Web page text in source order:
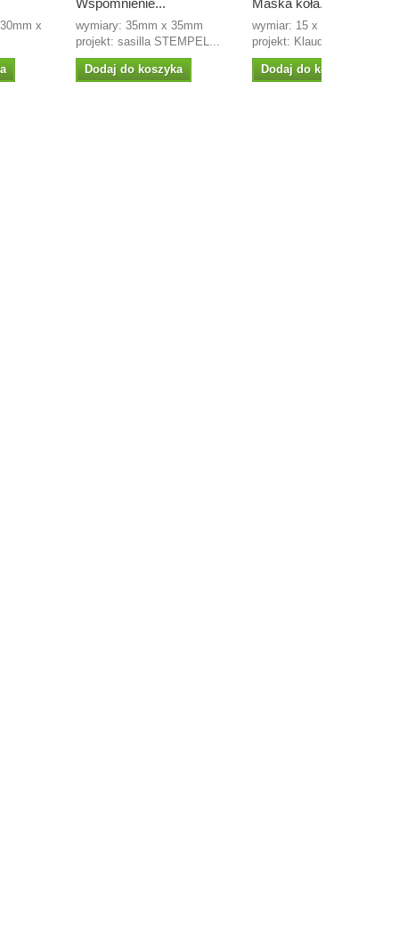
x
Wspomnienie...
wymiary: 35mm x 35mm
projekt: sasilla STEMPEL...
Dodaj do koszyka
Maska koła...
wymiar: 15 x 16 cm
projekt: Klaudia
Dodaj do koszyka